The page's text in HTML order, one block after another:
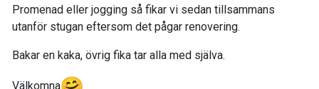
Promenad eller jogging så fikar vi sedan tillsammans
utanför stugan eftersom det pågar renovering.
Bakar en kaka, övrig fika tar alla med själva.
Välkomna